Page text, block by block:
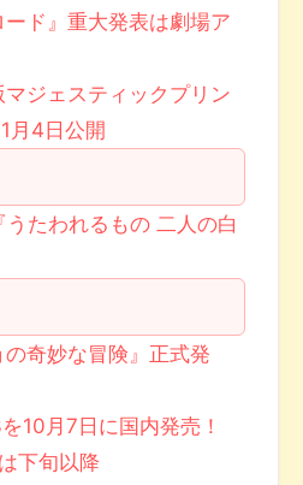
ド』重大発表は劇場ア
ジェスティックプリン
月4日公開
たわれるもの 二人の白
奇妙な冒険』正式発
10月7日に国内発売！
下旬以降